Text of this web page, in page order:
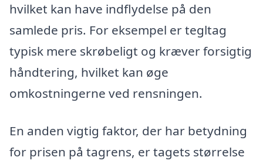
hvilket kan have indflydelse på den
samlede pris. For eksempel er tegltag
typisk mere skrøbeligt og kræver forsigtig
håndtering, hvilket kan øge
omkostningerne ved rensningen.
En anden vigtig faktor, der har betydning
for prisen på tagrens, er tagets størrelse